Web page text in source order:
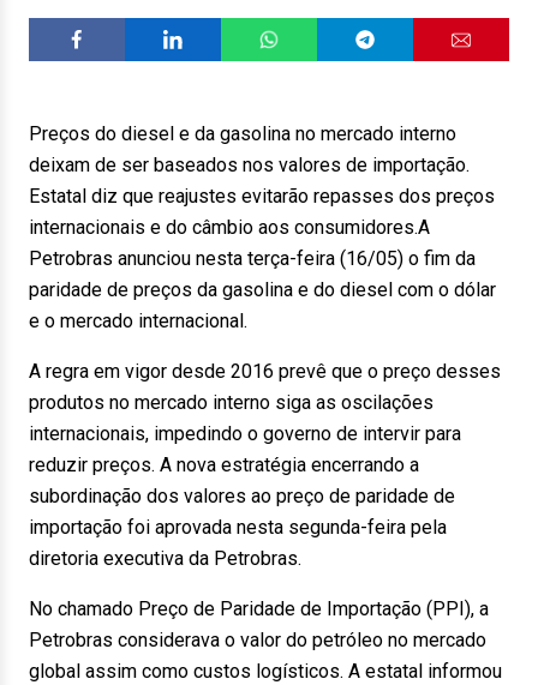
Preços do diesel e da gasolina no mercado interno
deixam de ser baseados nos valores de importação.
Estatal diz que reajustes evitarão repasses dos preços
internacionais e do câmbio aos consumidores.A
Petrobras anunciou nesta terça-feira (16/05) o fim da
paridade de preços da gasolina e do diesel com o dólar
e o mercado internacional.
A regra em vigor desde 2016 prevê que o preço desses
produtos no mercado interno siga as oscilações
internacionais, impedindo o governo de intervir para
reduzir preços. A nova estratégia encerrando a
subordinação dos valores ao preço de paridade de
importação foi aprovada nesta segunda-feira pela
diretoria executiva da Petrobras.
No chamado Preço de Paridade de Importação (PPI), a
Petrobras considerava o valor do petróleo no mercado
global assim como custos logísticos. A estatal informou